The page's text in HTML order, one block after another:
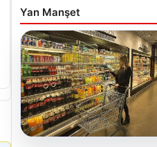
Yan Manşet